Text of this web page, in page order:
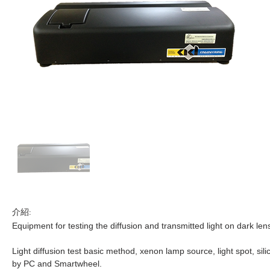
介紹:
Equipment for testing the diffusion and transmitted light on dark
Light diffusion test basic method, xenon lamp source, light spot,
by PC and Smartwheel.